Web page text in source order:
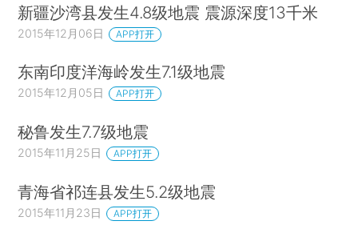
新疆沙湾县发生4.8级地震 震源深度13千米
2015年12月06日 APP打开
东南印度洋海岭发生7.1级地震
2015年12月05日 APP打开
秘鲁发生7.7级地震
2015年11月25日 APP打开
青海省祁连县发生5.2级地震
2015年11月23日 APP打开